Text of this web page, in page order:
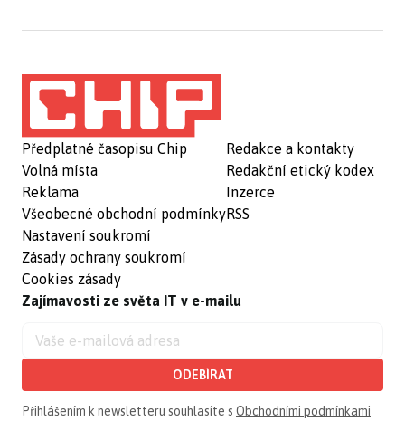
Předplatné časopisu Chip
Volná místa
Reklama
Všeobecné obchodní podmínky
Nastavení soukromí
Zásady ochrany soukromí
Cookies zásady
Redakce a kontakty
Redakční etický kodex
Inzerce
RSS
Zajímavosti ze světa IT v e-mailu
ODEBÍRAT
Přihlášením k newsletteru souhlasíte s Obchodními podmínkami